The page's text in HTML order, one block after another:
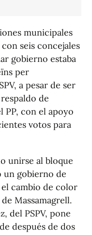
municipales
seis concejales
gobierno estaba
per
a pesar de ser
de
PP, con el apoyo
votos para
unirse al bloque
un gobierno de
cambio de color
Massamagrell.
del PSPV, pone
después de dos